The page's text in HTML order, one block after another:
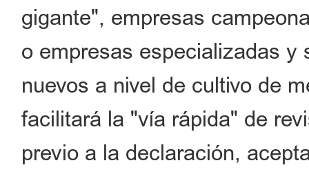
gigante", empresas
o empresas especializadas y
nuevos a nivel de cultivo de
facilitará la "vía rápida" de
previo a la declaración,